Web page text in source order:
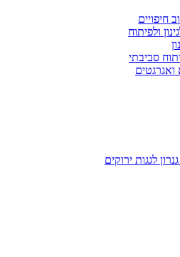
חיפויים
ולפיתוח
סביבתי
ואגרגטים
לגגות ירוקים